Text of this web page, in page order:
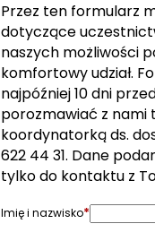
Przez ten formularz
dotyczące
naszych możliwości
komfortowy udział.
najpóźniej 10 dni
porozmawiać z nami
koordynatorką ds.
622 44 31. Dane
tylko do kontaktu z
Imię i nazwisko*